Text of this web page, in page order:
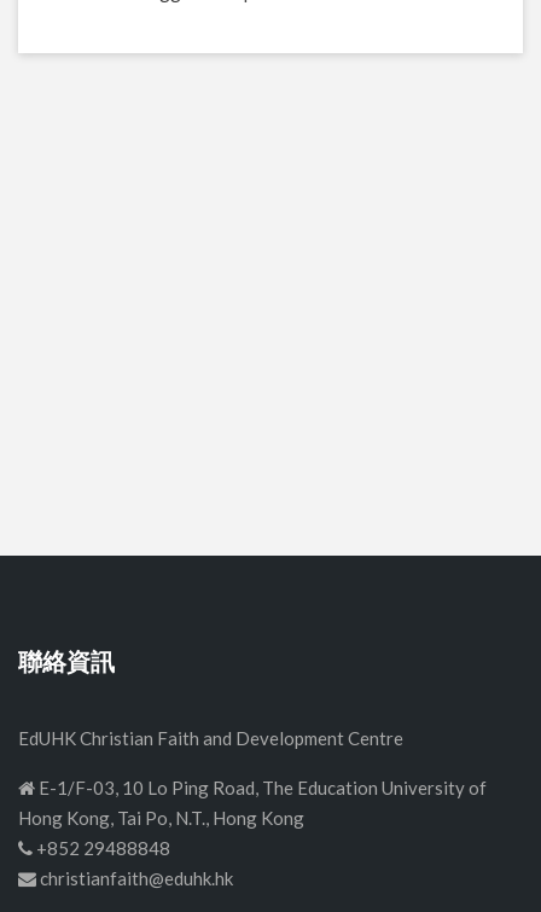
聯絡資訊
EdUHK Christian Faith and Development Centre
E-1/F-03, 10 Lo Ping Road, The Education University of
Hong Kong, Tai Po, N.T., Hong Kong
+852 29488848
christianfaith@eduhk.hk